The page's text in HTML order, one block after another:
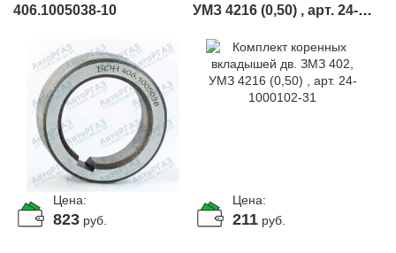
406.1005038-10
Цена:
823 руб.
УМЗ 4216 (0,50) , арт. 24-
Цена:
211 руб.